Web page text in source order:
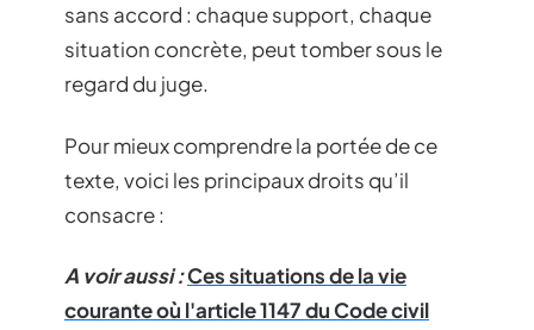
sans accord : chaque support, chaque
situation concrète, peut tomber sous le
regard du juge.
Pour mieux comprendre la portée de ce
texte, voici les principaux droits qu’il
consacre :
A voir aussi :Ces situations de la vie
courante où l'article 1147 du Code civil